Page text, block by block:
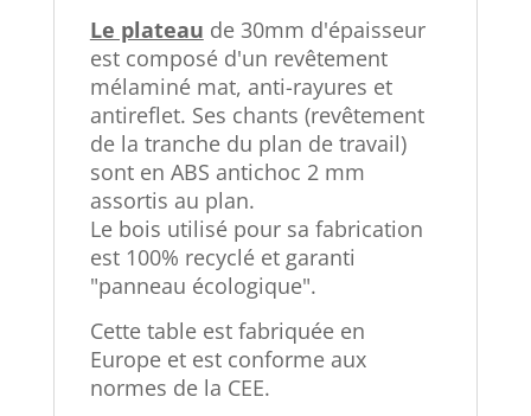
Le plateau de 30mm d'épaisseur
est composé d'un revêtement
mélaminé mat, anti-rayures et
antireflet. Ses chants (revêtement
de la tranche du plan de travail)
sont en ABS antichoc 2 mm
assortis au plan.
Le bois utilisé pour sa fabrication
est 100% recyclé et garanti
"panneau écologique".
Cette table est fabriquée en
Europe et est conforme aux
normes de la CEE.